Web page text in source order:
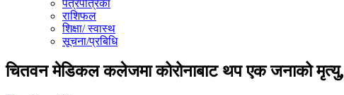
पत्रपत्रिका
राशिफल
शिक्षा/ स्वास्थ
सूचना/प्रबिधि
चितवन मेडिकल कलेजमा कोरोनाबाट थप एक जनाको